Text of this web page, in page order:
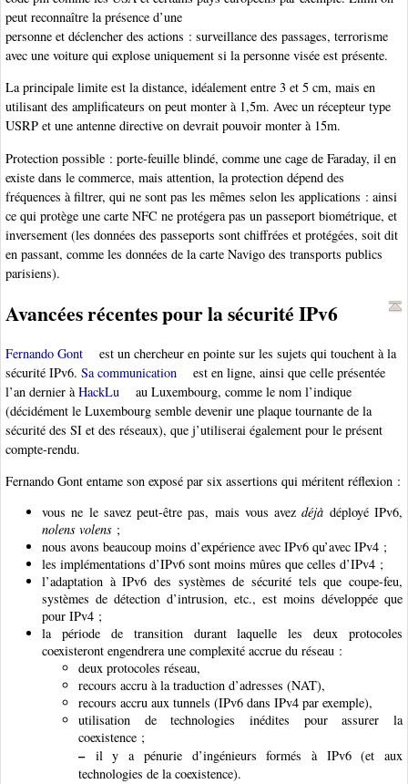
peut reconnaître la présence d’une
personne et déclencher des actions : surveillance des passages, terrorisme
avec une voiture qui explose uniquement si la personne visée est présente.
La principale limite est la distance, idéalement entre 3 et 5 cm, mais en
utilisant des amplificateurs on peut monter à 1,5m. Avec un récepteur type
USRP et une antenne directive on devrait pouvoir monter à 15m.
Protection possible : porte-feuille blindé, comme une cage de Faraday, il en
existe dans le commerce, mais attention, la protection dépend des
fréquences à filtrer, qui ne sont pas les mêmes selon les applications : ainsi
ce qui protège une carte NFC ne protégera pas un passeport biométrique, et
inversement (les données des passeports sont chiffrées et protégées, soit dit
en passant, comme les données de la carte Navigo des transports publics
parisiens).
Avancées récentes pour la sécurité IPv6
Fernando Gont
est un chercheur en pointe sur les sujets qui touchent à la
sécurité IPv6. Sa communication
est en ligne, ainsi que celle présentée
l’an dernier à HackLu
au Luxembourg, comme le nom l’indique
(décidément le Luxembourg semble devenir une plaque tournante de la
sécurité des SI et des réseaux), que j’utiliserai également pour le présent
compte-rendu.
Fernando Gont entame son exposé par six assertions qui méritent réflexion :
vous ne le savez peut-être pas, mais vous avezdéjà déployé IPv6,
nolens volens ;
nous avons beaucoup moins d’expérience avec IPv6 qu’avec IPv4 ;
les implémentations d’IPv6 sont moins mûres que celles d’IPv4 ;
l’adaptation à IPv6 des systèmes de sécurité tels que coupe-feu,
systèmes de détection d’intrusion, etc., est moins développée que
pour IPv4 ;
la période de transition durant laquelle les deux protocoles
coexisteront engendrera une complexité accrue du réseau :
deux protocoles réseau,
recours accru à la traduction d’adresses (NAT),
recours accru aux tunnels (IPv6 dans IPv4 par exemple),
utilisation de technologies inédites pour assurer la
coexistence ;
–il y a pénurie d’ingénieurs formés à IPv6 (et aux
technologies de la coexistence).